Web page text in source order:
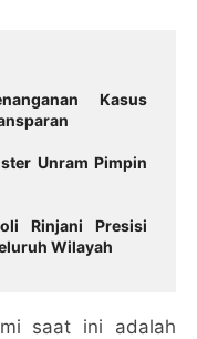
Kasus
Unram Pimpin
Rinjani Presisi
Wilayah
saat ini adalah